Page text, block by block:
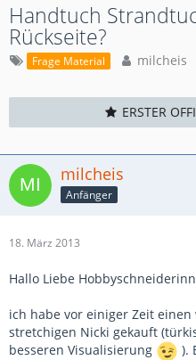
Handtuch
Rückseite?
Frage Material milcheis
ERSTER
milcheis
Anfänger
18. März 2013
Hallo Liebe
ich habe vor einiger Zeit
stretchigen Nicki gekauft
besseren Visualisierung
).